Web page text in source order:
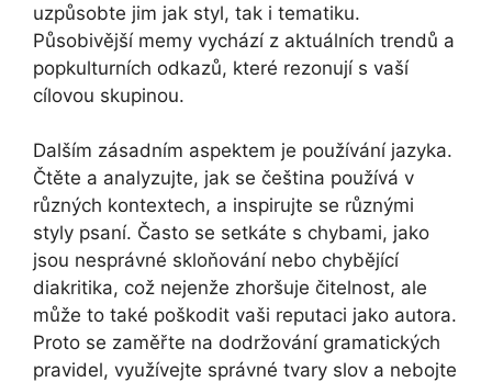
uzpůsobte jim jak styl, tak i tematiku.
Působivější memy vychází z aktuálních trendů a
popkulturních odkazů, které rezonují s vaší
cílovou skupinou.
Dalším zásadním aspektem je používání jazyka.
Čtěte a analyzujte, jak se čeština používá v
různých kontextech, a inspirujte se různými
styly psaní. Často se setkáte s chybami, jako
jsou nesprávné skloňování nebo chybějící
diakritika, což nejenže zhoršuje čitelnost, ale
může to také poškodit vaši reputaci jako autora.
Proto se zaměřte na dodržování gramatických
pravidel, využívejte správné tvary slov a nebojte